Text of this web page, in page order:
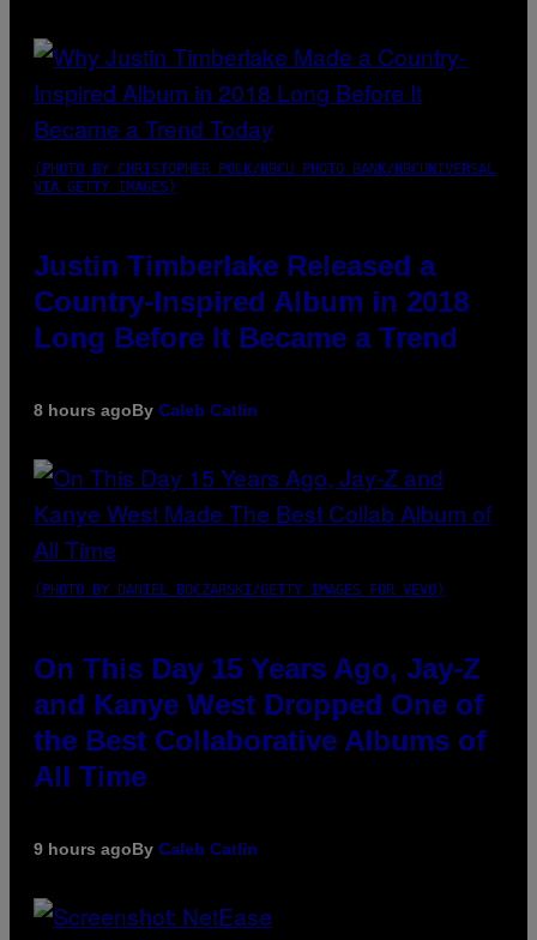
(PHOTO BY CHRISTOPHER POLK/NBCU PHOTO BANK/NBCUNIVERSAL
VIA GETTY IMAGES)
Justin Timberlake Released a
Country-Inspired Album in 2018
Long Before It Became a Trend
8 hours agoBy Caleb Catlin
(PHOTO BY DANIEL BOCZARSKI/GETTY IMAGES FOR VEVO)
On This Day 15 Years Ago, Jay-Z
and Kanye West Dropped One of
the Best Collaborative Albums of
All Time
9 hours agoBy Caleb Catlin